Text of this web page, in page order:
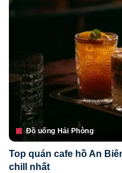
Đồ uống Hải Phòng
Top quán cafe hồ An
chill nhất